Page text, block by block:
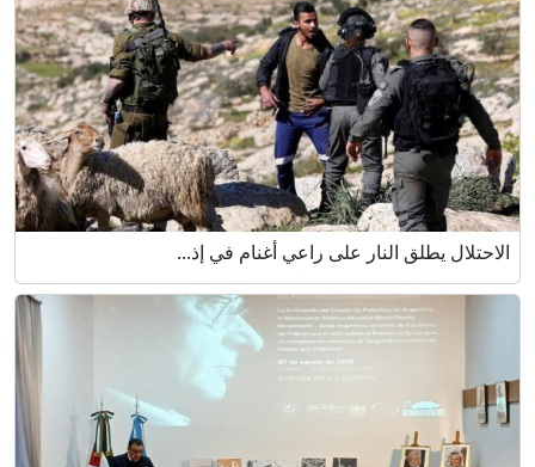
الاحتلال يطلق النار على راعي أغنام في إذ...